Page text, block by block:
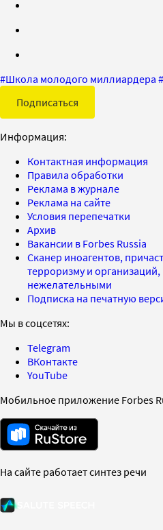
#Школа молодого миллиардера #
Подписаться
Информация:
Контактная информация
Правила обработки
Реклама в журнале
Реклама на сайте
Условия перепечатки
Архив
Вакансии в Forbes Russia
Сканер иноагентов,
терроризму и
нежелательными
Подписка на печатную
Мы в соцсетях:
Telegram
ВКонтакте
YouTube
Мобильное приложение Forbes
На сайте работает синтез речи